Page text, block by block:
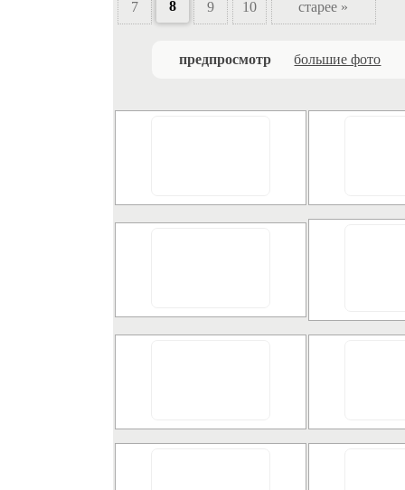
7 8 9 10 старее »
предпросмотр большие фото